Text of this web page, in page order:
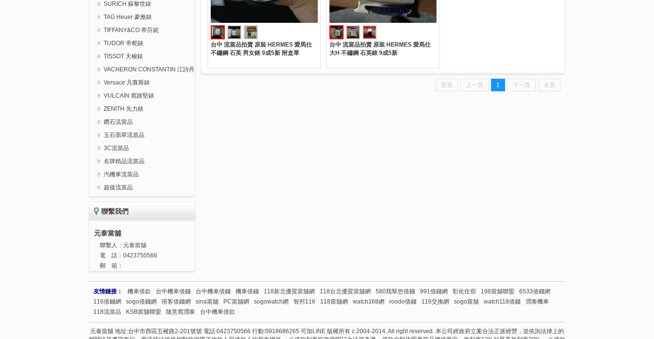
SURICH 蘇黎世錶
TAG Heuer 豪雅錶
TIFFANY&CO 蒂芬妮
TUDOR 帝舵錶
TISSOT 天梭錶
VACHERON CONSTANTIN 江詩丹頓錶…
Versace 凡賽斯錶
VULCAIN 窩路堅錶
ZENITH 先力錶
鑽石流當品
玉石翡翠流當品
3C流當品
名牌精品流當品
汽機車流當品
超值流當品
聯繫我們
元泰當舖
聯繫人： 元泰當舖
電 話： 0423750566
郵 箱：
台中 流當品拍賣 原裝 HERMES 愛馬仕
不鏽鋼 石英 男女錶 9成5新 附盒單
台中 流當品拍賣 原裝 HERMES 愛馬仕
大H 不鏽鋼 石英錶 9成5新
首頁 上一頁 1 下一頁 末頁
友情鏈接： 機車借款 台中機車借錢 台中機車借錢 機車借錢 118新北優質當舖網 118台北優質當舖網 580我幫您借錢 991借錢網 彰化住宿 198當舖聯盟
6533借錢網
116借錢網
sogo借錢網 痞客借錢網 sina當舖 PC當舖網 sogowatch網 智邦116 118當舖網 watch168網 roodo借錢 116交換網 sogo當舖 watch118借錢
潤泰機車
118流當品
KSB當舖聯盟 隨意窩潤泰 台中機車借款
元泰當舖 地址:台中市西區五權路2-201號號 電話:0423750566 行動:0918686265 可加LINE 版權所有 c 2004-2014, All right reserved. 本公司經政府立案合法正派經營，並依詢法律上的